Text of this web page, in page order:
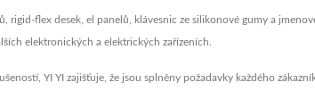
flex desek, el panelů, klávesnic ze silikonové gumy a
elektronických a elektrických zařízeních.
YI YI zajišťuje, že jsou splněny požadavky každého